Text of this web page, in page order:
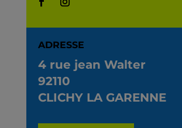
ADRESSE
4 rue jean Walter
92110
CLICHY LA GARENNE